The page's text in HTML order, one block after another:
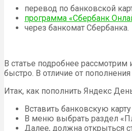
перевод по банковской
программа «Сбербанк
через банкомат Сбербанка.
В статье подробнее
быстро. В отличие от
Итак, как пополнить Яндекс
Вставить банковскую
В меню выбрать раздел
Далее, должна открыться